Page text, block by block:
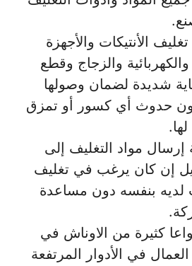
الأنتيكات والأجهزة
والكهربائية والزجاج وقطع
شديدة لضمان وصولها
حدوث أي كسور أو تمزق
مواد التغليف إلى
إن كان يرغب في تغليف
لديه بنفسه دون مساعدة
كثيرة من الاوناش في
في الأدوار المرتفعة